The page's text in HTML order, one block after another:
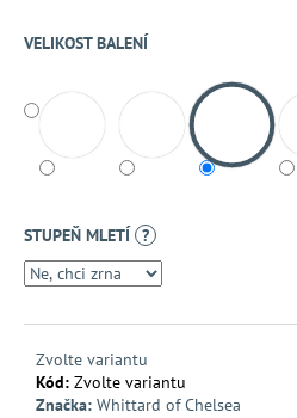
VELIKOST BALENÍ
STUPEŇ MLETÍ ?
Zvolte variantu
Kód: Zvolte variantu
Značka: Whittard of Chelsea
m
e